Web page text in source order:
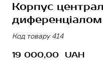
Корпус
Код товару 414
19 000,00  UAH